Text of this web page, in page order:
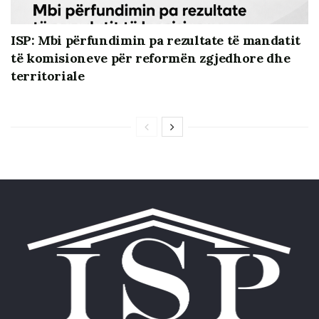
ISP: Mbi përfundimin pa rezultate të mandatit
të komisioneve për reformën zgjedhore dhe
territoriale